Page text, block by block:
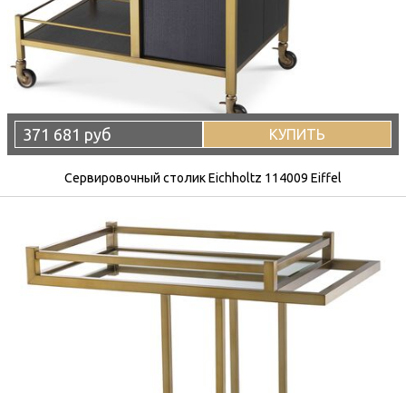
371 681 руб КУПИТЬ
Сервировочный столик Eichholtz 114009 Eiffel